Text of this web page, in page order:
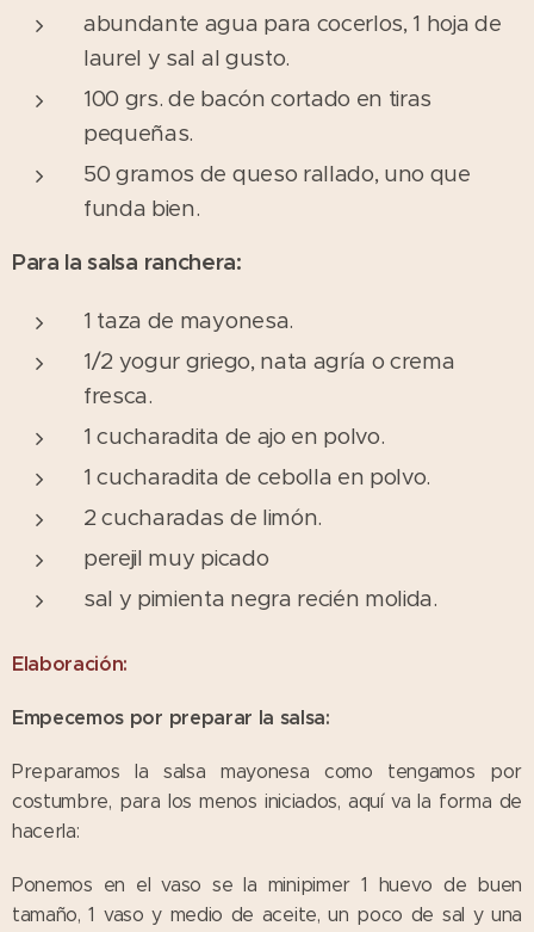
abundante agua para cocerlos, 1 hoja de
laurel y sal al gusto.
100 grs. de bacón cortado en tiras
pequeñas.
50 gramos de queso rallado, uno que
funda bien.
Para la salsa ranchera:
1 taza de mayonesa.
1/2 yogur griego, nata agría o crema
fresca.
1 cucharadita de ajo en polvo.
1 cucharadita de cebolla en polvo.
2 cucharadas de limón.
perejil muy picado
sal y pimienta negra recién molida.
Elaboración:
Empecemos por preparar la salsa:
Preparamos la salsa mayonesa como tengamos por
costumbre, para los menos iniciados, aquí va la forma de
hacerla:
Ponemos en el vaso se la minipimer 1 huevo de buen
tamaño, 1 vaso y medio de aceite, un poco de sal y una